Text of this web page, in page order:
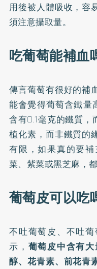
用後被人體吸收，容
須注意攝取量。
吃葡萄能補血
傳言葡萄有很好的補
能會覺得葡萄含鐵量
含有0.1毫克的鐵質
植化素，而非鐵質的
有限，如果真的要
菜、紫菜或黑芝麻，
葡萄皮可以吃
不吐葡萄皮、不吐葡
示， 葡萄皮中含有
醇、花青素、前花青